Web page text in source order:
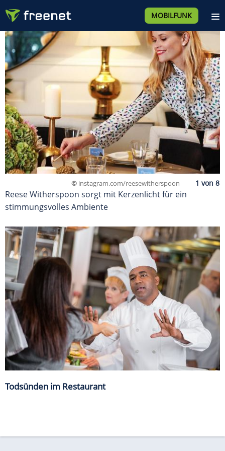
MOBILFUNK
© instagram.com/reesewitherspoon
Reese Witherspoon sorgt mit Kerzenlicht für ein
stimmungsvolles Ambiente
Todsünden im Restaurant